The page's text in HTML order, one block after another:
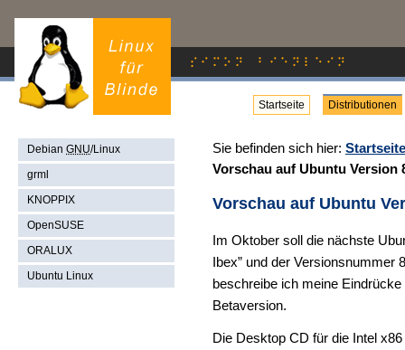
Startseite Distributionen
Debian GNU/Linux
grml
KNOPPIX
OpenSUSE
ORALUX
Ubuntu Linux
Sie befinden sich hier: Startseite
Vorschau auf Ubuntu Version
Vorschau auf Ubuntu
Im Oktober soll die nächste
Ibex” und der Versionsnummer
beschreibe ich meine
Betaversion.
Die Desktop CD für die Intel